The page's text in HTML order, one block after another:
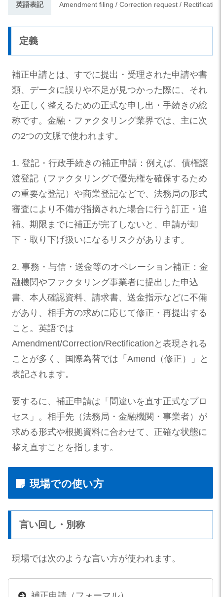
英語表記 Amendment filing / Correction request /
定義
補正申請とは、すでに提出・受理された申請や書
類、データに誤りや不足が見つかった際に、それ
を正しく整えるための正式な申し出・手続きの総
称です。金融・ファクタリング業界では、主に次
の2つの文脈で使われます。
1. 登記・行政手続きの補正申請：例えば、債権譲
渡登記（ファクタリングで優先権を確保するため
の重要な登記）や商業登記などで、法務局の形式
審査により不備が指摘された場合に行う訂正・追
補。期限までに補正が完了しないと、申請が却
下・取り下げ扱いになるリスクがあります。
2. 事務・与信・送金等のオペレーション補正：金
融機関やファクタリング事業者に提出した申込
書、本人確認資料、請求書、送金指示などに不備
があり、相手方の求めに応じて修正・再提出する
こと。英語では
Amendment/Correction/Rectificationと表現される
ことが多く、国際為替では「Amend（修正）」と
表記されます。
要するに、補正申請は「間違いを直す正式なプロ
セス」。相手先（法務局・金融機関・事業者）が
求める形式や根拠資料に合わせて、正確な状態に
整え直すことを指します。
現場での使い方
言い回し・別称
現場では次のような言い方が使われます。